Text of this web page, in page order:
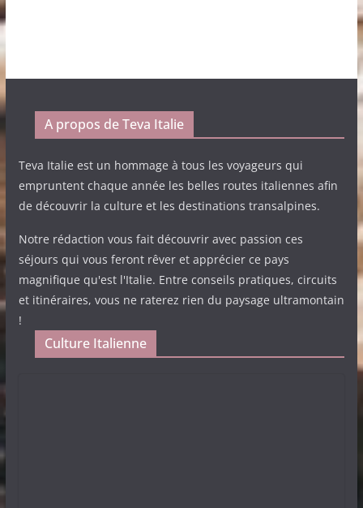
A propos de Teva Italie
Teva Italie est un hommage à tous les voyageurs qui
empruntent chaque année les belles routes italiennes afin
de découvrir la culture et les destinations transalpines.
Notre rédaction vous fait découvrir avec passion ces
séjours qui vous feront rêver et apprécier ce pays
magnifique qu'est l'Italie. Entre conseils pratiques, circuits
et itinéraires, vous ne raterez rien du paysage ultramontain
!
Culture Italienne